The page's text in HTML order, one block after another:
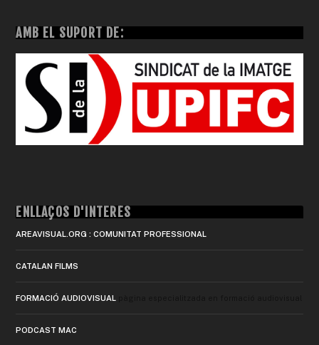
AMB EL SUPORT DE:
ENLLAÇOS D'INTERÈS
AREAVISUAL.ORG : COMUNITAT PROFESSIONAL
CATALAN FILMS
FORMACIÓ AUDIOVISUAL
PODCAST MAC